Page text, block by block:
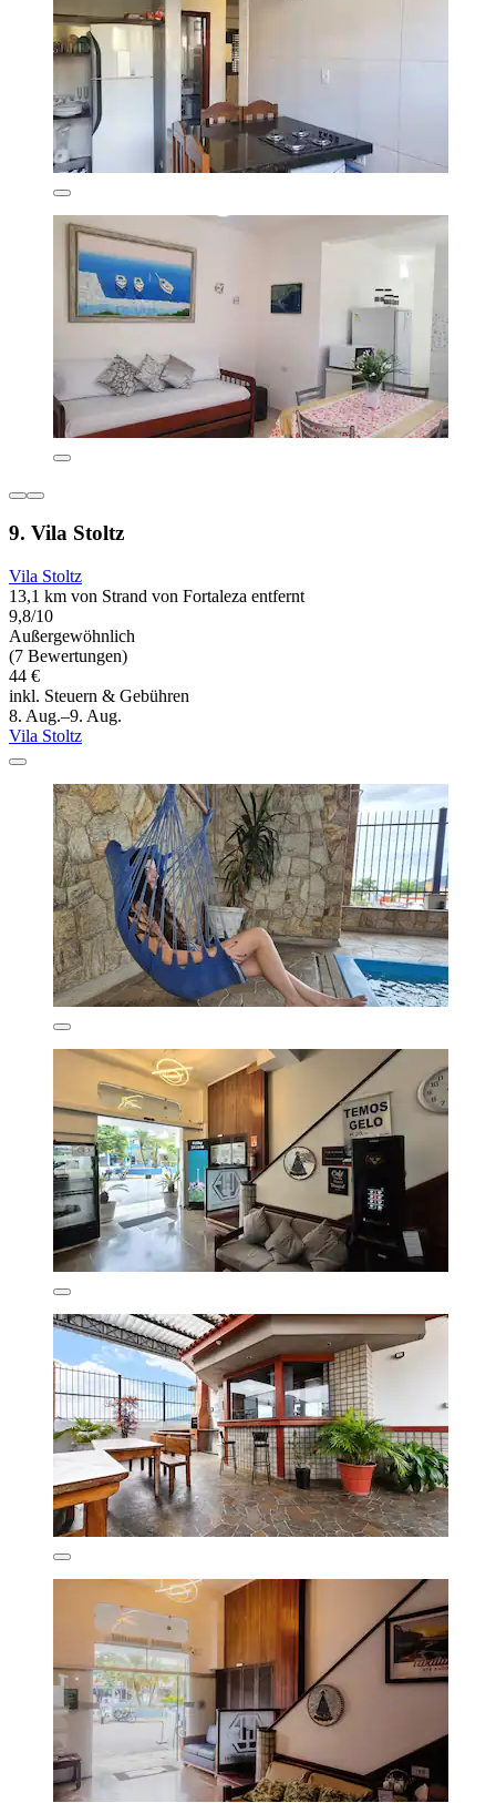
9. Vila Stoltz
Vila Stoltz
13,1 km von Strand von Fortaleza entfernt
9,8/10
Außergewöhnlich
(7 Bewertungen)
44 €
inkl. Steuern & Gebühren
8. Aug.–9. Aug.
Vila Stoltz